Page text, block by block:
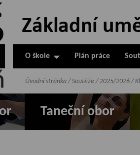
O škole Plán práce
Taneční obor
Úvodní stránka / Soutěže / 2025/2026 /